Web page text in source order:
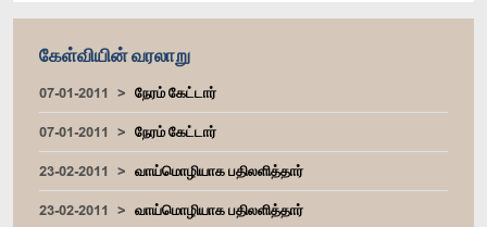
கேள்வியின் வரலாறு
07-01-2011
நேரம் கேட்டார்
07-01-2011
நேரம் கேட்டார்
23-02-2011
வாய்மொழியாக பதிலளித்தார்
23-02-2011
வாய்மொழியாக பதிலளித்தார்